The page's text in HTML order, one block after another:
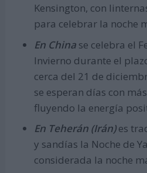
Kensington, con
para celebrar la noche
En China se celebra el
Invierno durante el
cerca del 21 de
se esperan días con
fluyendo la energía
En Teherán (Irán)es
y sandías la Noche de
considerada la noche